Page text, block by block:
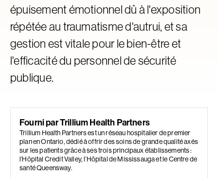
épuisement émotionnel dû à l'exposition
répétée au traumatisme d'autrui, et sa
gestion est vitale pour le bien-être et
l'efficacité du personnel de sécurité
publique.
Fourni par Trillium Health Partners
Trillium Health Partners est un réseau hospitalier de premier
plan en Ontario, dédié à offrir des soins de grande qualité axés
sur les patients grâce à ses trois principaux établissements :
l’Hôpital Credit Valley, l’Hôpital de Mississauga et le Centre de
santé Queensway.